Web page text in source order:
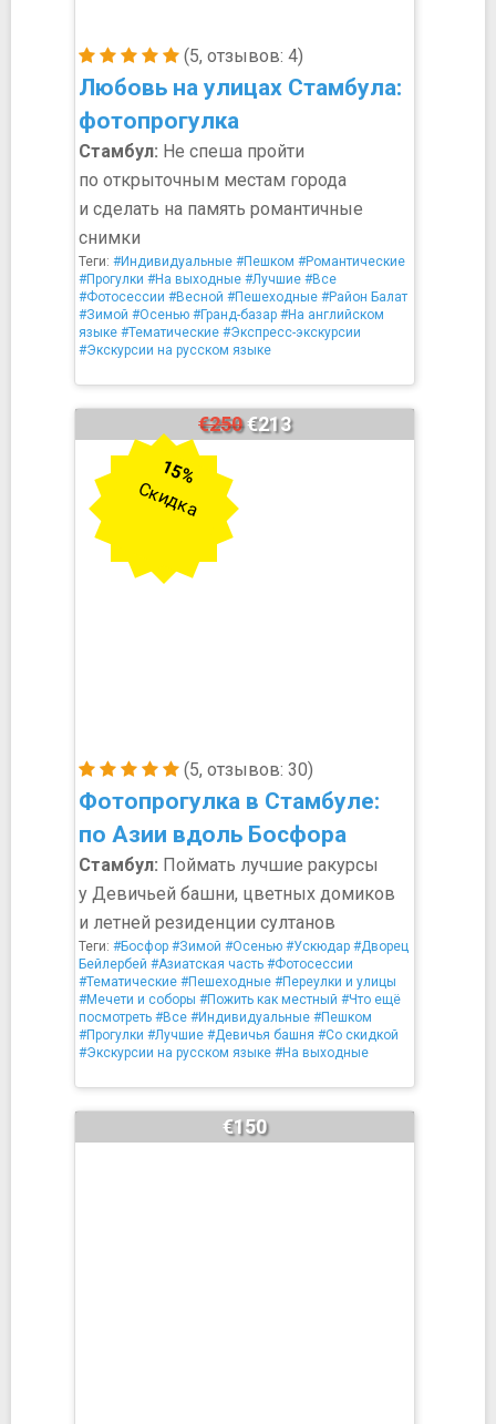
(5, отзывов: 4)
Любовь на улицах Стамбула:
фотопрогулка
Стамбул: Не спеша пройти
по открыточным местам города
и сделать на память романтичные
снимки
Теги: #Индивидуальные #Пешком #Романтические
#Прогулки #На выходные #Лучшие #Все
#Фотосессии #Весной #Пешеходные #Район Балат
#Зимой #Осенью #Гранд-базар #На английском
языке #Тематические #Экспресс-экскурсии
#Экскурсии на русском языке
(5, отзывов: 30)
Фотопрогулка в Стамбуле:
по Азии вдоль Босфора
€250€213
15%
Скидка
Стамбул: Поймать лучшие ракурсы
у Девичьей башни, цветных домиков
и летней резиденции султанов
Теги: #Босфор #Зимой #Осенью #Ускюдар #Дворец
Бейлербей #Азиатская часть #Фотосессии
#Тематические #Пешеходные #Переулки и улицы
#Мечети и соборы #Пожить как местный #Что ещё
посмотреть #Все #Индивидуальные #Пешком
#Прогулки #Лучшие #Девичья башня #Со скидкой
#Экскурсии на русском языке #На выходные
€150